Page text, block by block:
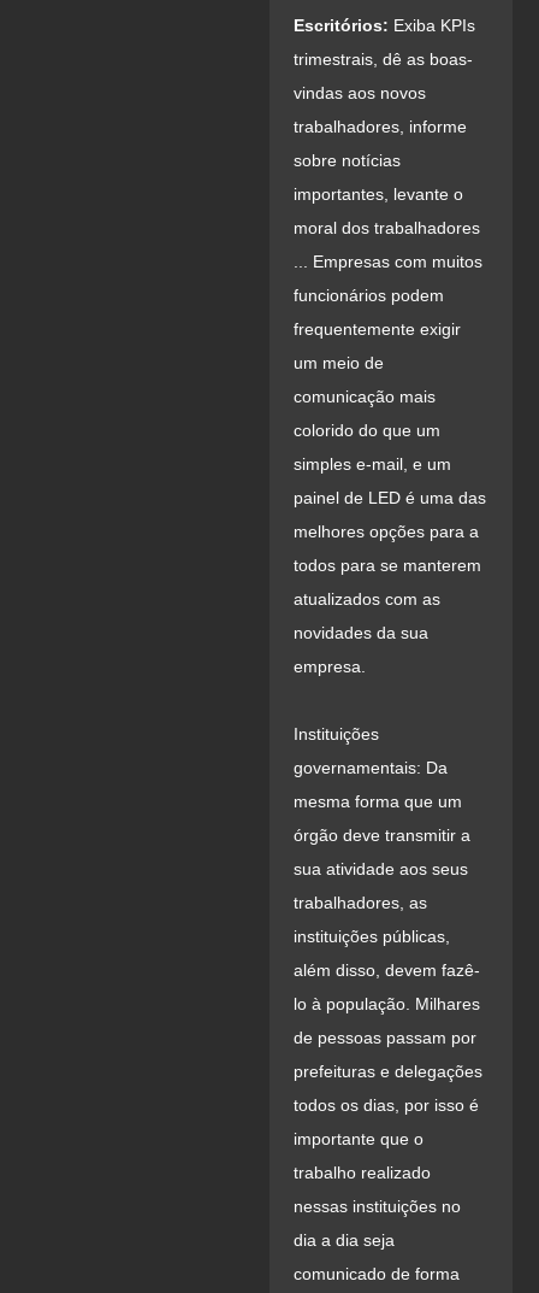
Escritórios: Exiba KPIs
trimestrais, dê as boas-
vindas aos novos
trabalhadores, informe
sobre notícias
importantes, levante o
moral dos trabalhadores
... Empresas com muitos
funcionários podem
frequentemente exigir
um meio de
comunicação mais
colorido do que um
simples e-mail, e um
painel de LED é uma das
melhores opções para a
todos para se manterem
atualizados com as
novidades da sua
empresa.
Instituições
governamentais: Da
mesma forma que um
órgão deve transmitir a
sua atividade aos seus
trabalhadores, as
instituições públicas,
além disso, devem fazê-
lo à população. Milhares
de pessoas passam por
prefeituras e delegações
todos os dias, por isso é
importante que o
trabalho realizado
nessas instituições no
dia a dia seja
comunicado de forma